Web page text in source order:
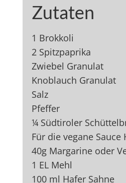
Zutaten
1 Brokkoli
2 Spitzpaprika
Zwiebel Granulat
Knoblauch Granulat
Salz
Pfeffer
¼ Südtiroler
Für die vegane Sauce
40g Margarine oder
1 EL Mehl
100 ml Hafer Sahne